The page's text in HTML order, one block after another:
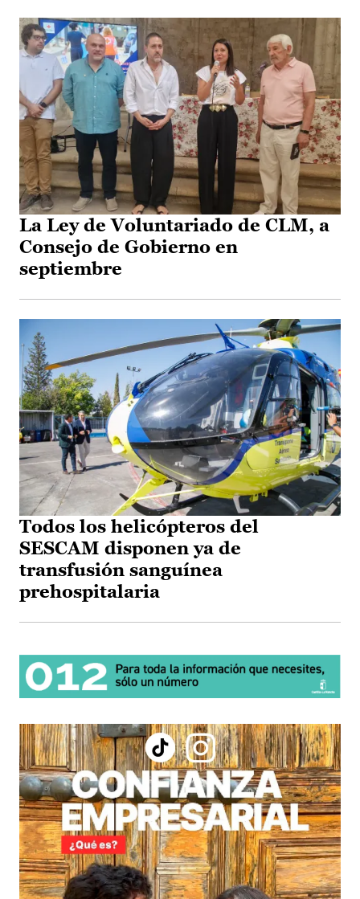
La Ley de Voluntariado de CLM, a
Consejo de Gobierno en
septiembre
Todos los helicópteros del
SESCAM disponen ya de
transfusión sanguínea
prehospitalaria